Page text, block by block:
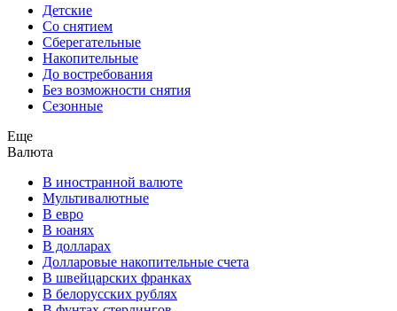
Детские
Со снятием
Сберегательные
Накопительные
До востребования
Без возможности снятия
Сезонные
Еще
Валюта
В иностранной валюте
Мультивалютные
В евро
В юанях
В долларах
Долларовые накопительные счета
В швейцарских франках
В белорусских рублях